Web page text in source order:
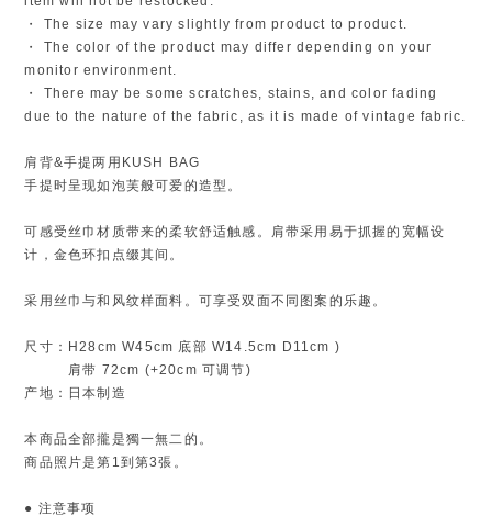
・ The size may vary slightly from product to product.
・ The color of the product may differ depending on your
monitor environment.
・ There may be some scratches, stains, and color fading
due to the nature of the fabric, as it is made of vintage fabric.
肩背&手提两用KUSH BAG
手提时呈现如泡芙般可爱的造型。
可感受丝巾材质带来的柔软舒适触感。肩带采用易于抓握的宽幅设
计，金色环扣点缀其间。
采用丝巾与和风纹样面料。可享受双面不同图案的乐趣。
尺寸：H28cm W45cm 底部 W14.5cm D11cm )
肩带 72cm (+20cm 可调节)
产地：日本制造
本商品全部攏是獨一無二的。
商品照片是第1到第3張。
● 注意事项